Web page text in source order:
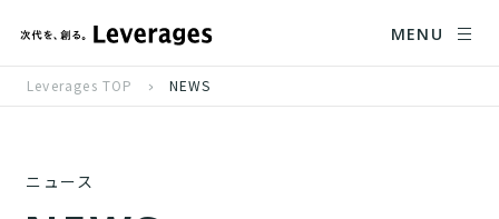
MENU
Leverages TOP NEWS
ニュース